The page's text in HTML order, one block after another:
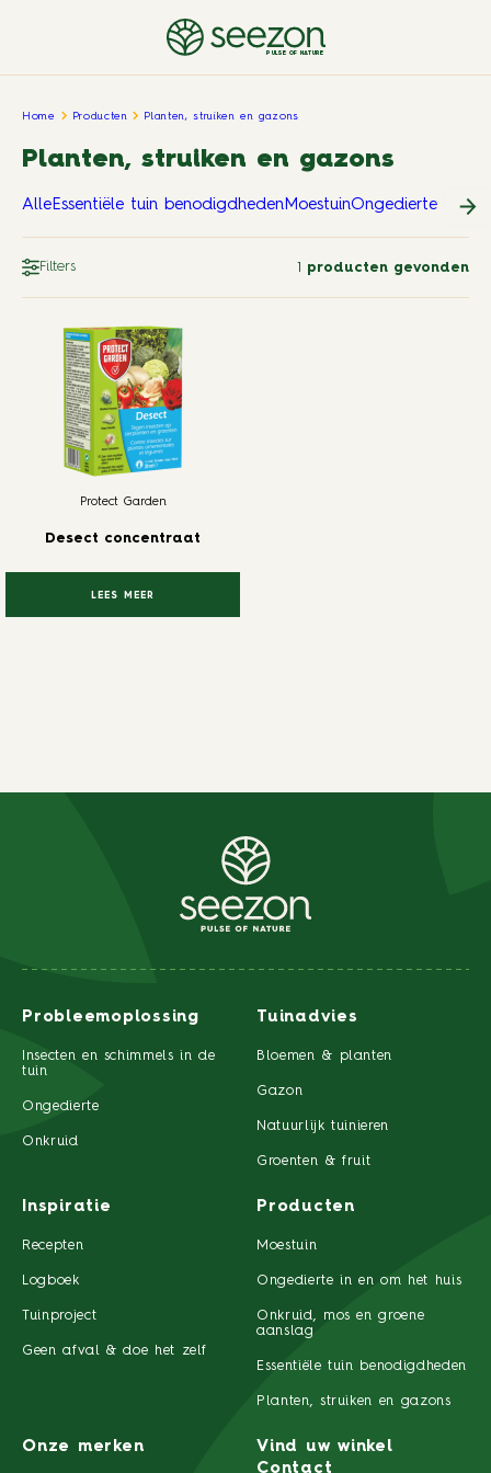
PULSE OF NATURE
Home Producten Planten, struiken en gazons
Planten, struiken en gazons
AlleEssentiële tuin benodigdhedenMoestuinOngedierte in en
Filters 1 producten gevonden
Protect Garden
Desect concentraat
LEES MEER
Probleemoplossing
Insecten en schimmels in de
tuin
Ongedierte
Onkruid
Tuinadvies
Bloemen & planten
Gazon
Natuurlijk tuinieren
Groenten & fruit
Inspiratie
Recepten
Logboek
Tuinproject
Geen afval & doe het zelf
Producten
Moestuin
Ongedierte in en om het huis
Onkruid, mos en groene
aanslag
Essentiële tuin benodigdheden
Planten, struiken en gazons
Onze merken
Vind uw winkel
Contact